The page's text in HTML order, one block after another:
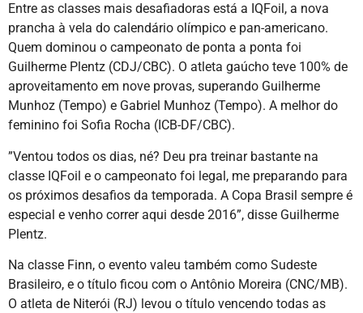
Entre as classes mais desafiadoras está a IQFoil, a nova
prancha à vela do calendário olímpico e pan-americano.
Quem dominou o campeonato de ponta a ponta foi
Guilherme Plentz (CDJ/CBC). O atleta gaúcho teve 100% de
aproveitamento em nove provas, superando Guilherme
Munhoz (Tempo) e Gabriel Munhoz (Tempo). A melhor do
feminino foi Sofia Rocha (ICB-DF/CBC).
”Ventou todos os dias, né? Deu pra treinar bastante na
classe IQFoil e o campeonato foi legal, me preparando para
os próximos desafios da temporada. A Copa Brasil sempre é
especial e venho correr aqui desde 2016”, disse Guilherme
Plentz.
Na classe Finn, o evento valeu também como Sudeste
Brasileiro, e o título ficou com o Antônio Moreira (CNC/MB).
O atleta de Niterói (RJ) levou o título vencendo todas as